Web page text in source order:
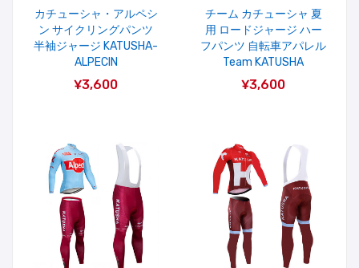
カチューシャ・アルペシ
ン サイクリングパンツ
半袖ジャージ KATUSHA-
ALPECIN
¥3,600
チーム カチューシャ 夏
用 ロードジャージ ハー
フパンツ 自転車アパレル
Team KATUSHA
¥3,600